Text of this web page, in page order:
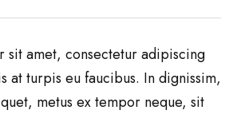
sit amet, consectetur adipiscing
at turpis eu faucibus. In dignissim,
metus ex tempor neque, sit